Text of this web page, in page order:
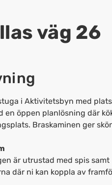
väg 26
i Aktivitetsbyn med
en öppen planlösning där
Braskaminen ger
är utrustad med spis
där ni kan koppla av